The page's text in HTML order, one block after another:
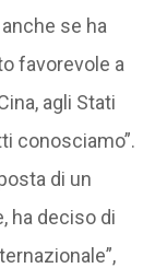
se ha
favorevole a
agli Stati
conosciamo”.
di un
ha deciso di